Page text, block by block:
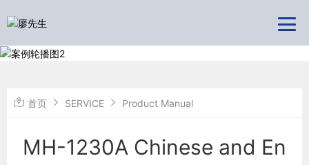
首页 SERVICE Product Manual
MH-1230A Chinese and En